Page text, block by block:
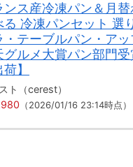
ンス産冷凍パン＆月
る 冷凍パンセット 選
・テーブルパン・ア
グルメ大賞パン部門
】
ト（cerest）
（2026/01/16 23:14時点）